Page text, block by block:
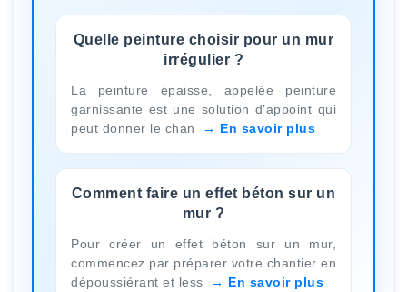
Quelle peinture choisir pour un mur
irrégulier ?
La peinture épaisse, appelée peinture
garnissante est une solution d’appoint qui
peut donner le chan
En savoir plus
Comment faire un effet béton sur un
mur ?
Pour créer un effet béton sur un mur,
commencez par préparer votre chantier en
dépoussiérant et less
En savoir plus